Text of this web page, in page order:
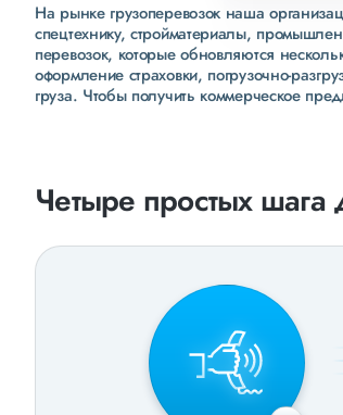
На рынке грузоперевозок наша
спецтехнику, стройматериалы,
перевозок, которые обновляются
оформление страховки, погрузочно-
груза. Чтобы получить коммерческое
Четыре простых шага